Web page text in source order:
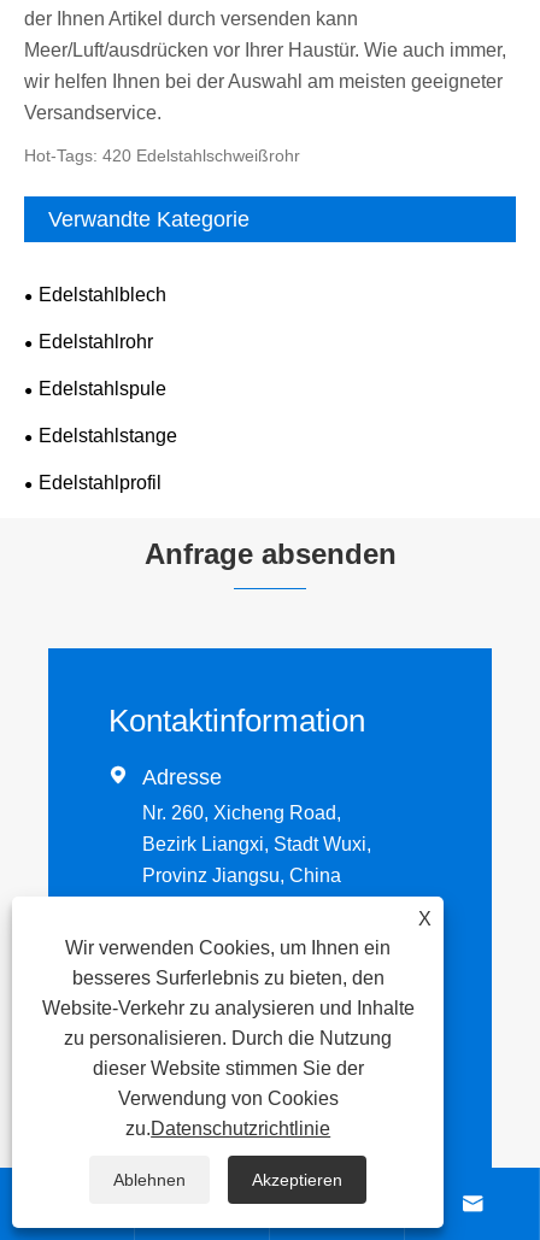
der Ihnen Artikel durch versenden kann
Meer/Luft/ausdrücken vor Ihrer Haustür. Wie auch immer,
wir helfen Ihnen bei der Auswahl am meisten geeigneter
Versandservice.
Hot-Tags: 420 Edelstahlschweißrohr
Verwandte Kategorie
Edelstahlblech
Edelstahlrohr
Edelstahlspule
Edelstahlstange
Edelstahlprofil
Anfrage absenden
Kontaktinformation
 Adresse
Nr. 260, Xicheng Road,
Bezirk Liangxi, Stadt Wuxi,
Provinz Jiangsu, China
 Tel
+86-13063605128
 Email
sophiaqi@jbhdsteel.com
Senden Sie jetzt Ihre
 
X
Wir verwenden Cookies, um Ihnen ein
besseres Surferlebnis zu bieten, den
Website-Verkehr zu analysieren und Inhalte
zu personalisieren. Durch die Nutzung
dieser Website stimmen Sie der
Verwendung von Cookies
zu.Datenschutzrichtlinie
Ablehnen Akzeptieren